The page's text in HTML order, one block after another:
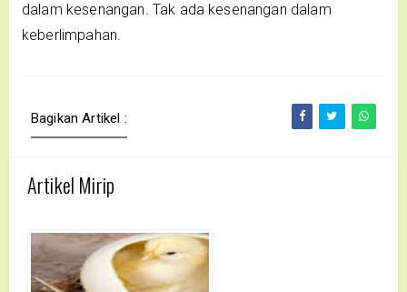
dalam kesenangan. Tak ada kesenangan dalam
keberlimpahan.
Bagikan Artikel :
Artikel Mirip